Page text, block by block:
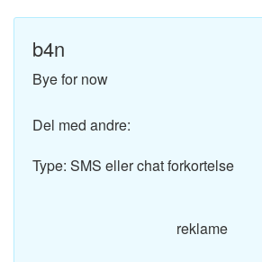
b4n
Bye for now
Del med andre:
Type: SMS eller chat forkortelse
reklame